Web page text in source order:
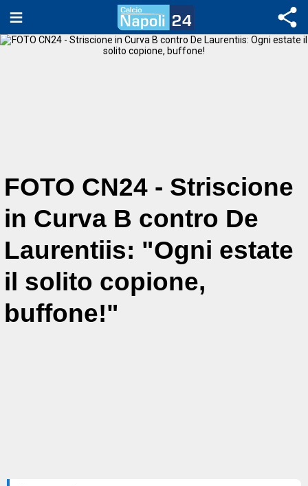
FOTO CN24 - Striscione
in Curva B contro De
Laurentiis: "Ogni estate
il solito copione,
buffone!"